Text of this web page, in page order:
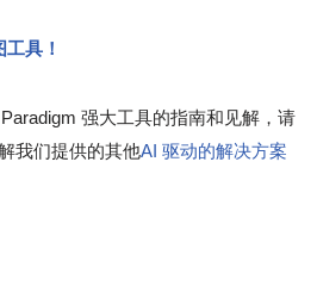
具！
强大工具的指南和见解，请
我们提供的其他AI 驱动的解决方案